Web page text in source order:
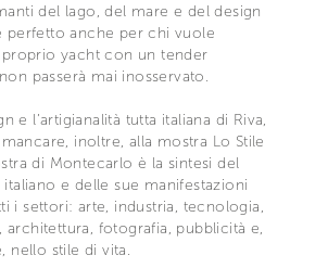
del lago, del mare e del design
perfetto anche per chi vuole
yacht con un tender
passerà mai inosservato.
e l’artigianalità tutta italiana di Riva,
inoltre, alla mostra Lo Stile
di Montecarlo è la sintesi del
e delle sue manifestazioni
i settori: arte, industria, tecnologia,
architettura, fotografia, pubblicità e,
nello stile di vita.